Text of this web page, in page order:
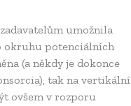
umožnila
okruhu potenciálních
(a někdy je dokonce
tak na vertikální
ovšem v rozporu